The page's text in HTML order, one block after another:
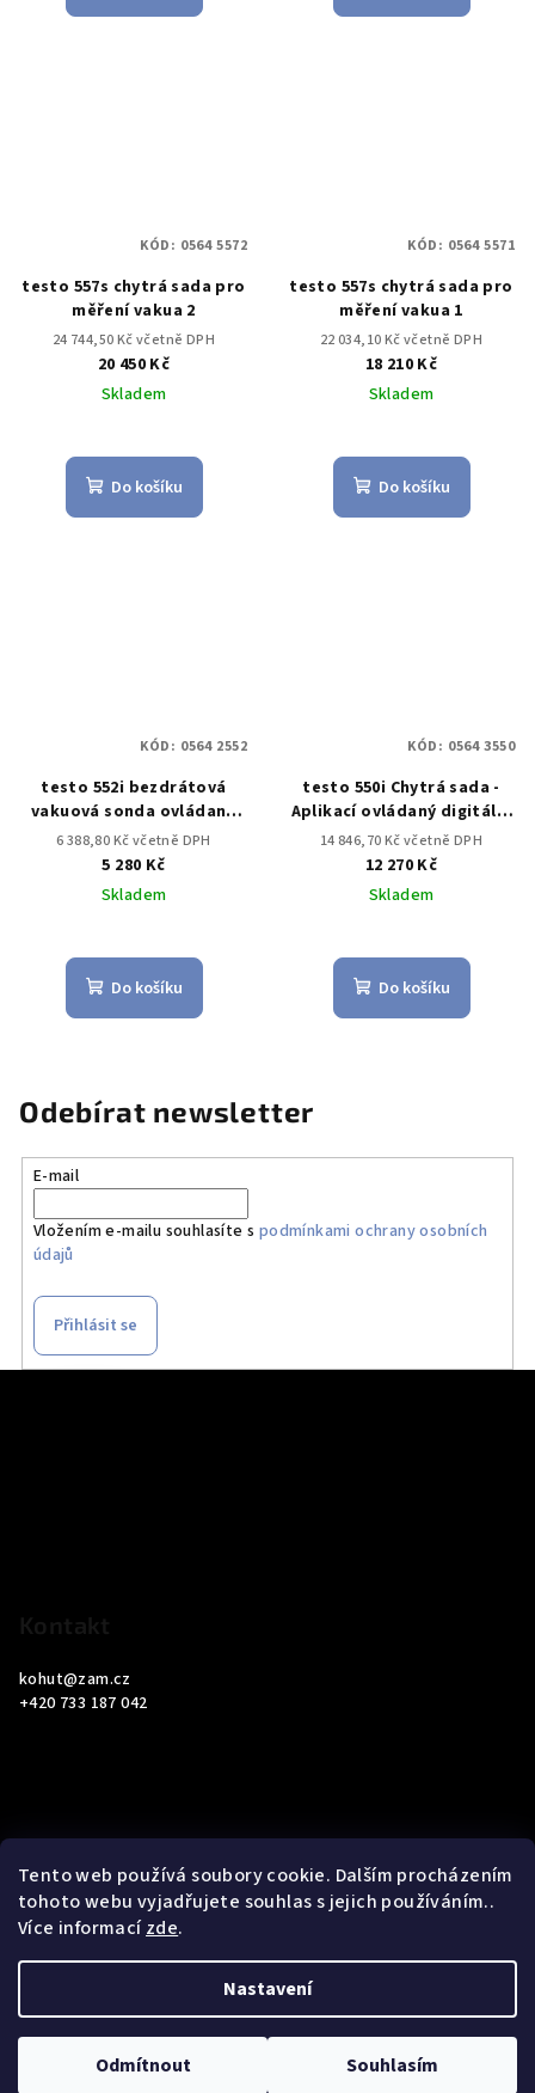
Tento web používá soubory cookie. Dalším procházením
tohoto webu vyjadřujete souhlas s jejich používáním..
Více informacízde.
Nastavení
Odmítnout Souhlasím
testo 557s chytrá sada pro
měření vakua 2
24 744,50 Kč včetně DPH
20 450 Kč
Skladem
Do košíku
KÓD: 0564 5572
testo 557s chytrá sada pro
měření vakua 1
22 034,10 Kč včetně DPH
18 210 Kč
Skladem
Do košíku
KÓD: 0564 5571
testo 552i bezdrátová
vakuová sonda ovládaná
aplikací
6 388,80 Kč včetně DPH
5 280 Kč
Skladem
Do košíku
KÓD: 0564 2552
testo 550i Chytrá sada -
Aplikací ovládaný digitální
servisní přístroj s
bezdrátovými klešťovými
teplotními sondami (NTC)
14 846,70 Kč včetně DPH
12 270 Kč
Skladem
Do košíku
KÓD: 0564 3550
Odebírat newsletter
E-mail
Vložením e-mailu souhlasíte s podmínkami ochrany osobních
údajů
Přihlásit se
kohut@zam.cz
+420 733 187 042
Informace pro vás
Obchodní podmínky
Upravit nastavení cookies